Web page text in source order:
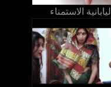
اليابانية الاستمناء